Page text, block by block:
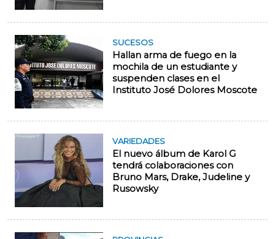
SUCESOS
Hallan arma de fuego en la
mochila de un estudiante y
suspenden clases en el
Instituto José Dolores Moscote
VARIEDADES
El nuevo álbum de Karol G
tendrá colaboraciones con
Bruno Mars, Drake, Judeline y
Rusowsky